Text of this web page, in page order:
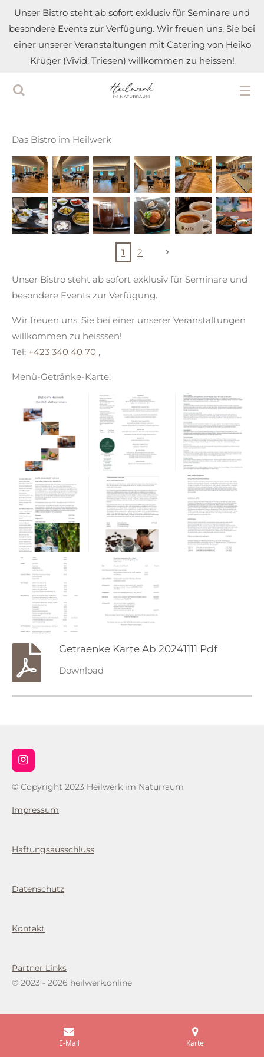
Zum
Hauptinhalt
springen
Unser Bistro steht ab sofort exklusiv für Seminare und
besondere Events zur Verfügung. Wir freuen uns, Sie bei
einer unserer Veranstaltungen mit Catering von Heiko
Krüger (Vivid, Triesen) willkommen zu heissen!
Das Bistro im Heilwerk
1 2
Unser Bistro steht ab sofort exklusiv für Seminare und
besondere Events zur Verfügung.
Wir freuen uns, Sie bei einer unserer Veranstaltungen
willkommen zu heisssen!
Tel: +423 340 40 70 ,
Menü-Getränke-Karte:
Getraenke Karte Ab 20241111 Pdf
Download
I
n
s
a
g
m
© Copyright 2023 Heilwerk im Naturraum
Impressum
Haftungsausschluss
Datenschutz
Kontakt
Partner Links
© 2023 - 2026 heilwerk.online
E-Mail Karte